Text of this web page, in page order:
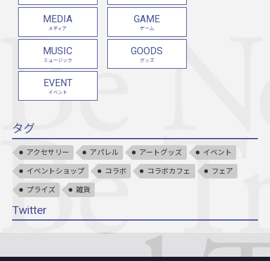
MEDIA
メディア
GAME
ゲーム
MUSIC
ミュージック
GOODS
グッズ
EVENT
イベント
タグ
アクセサリー アパレル アートグッズ イベント
イベントショップ コラボ コラボカフェ フェア
プライズ 雑貨
Twitter